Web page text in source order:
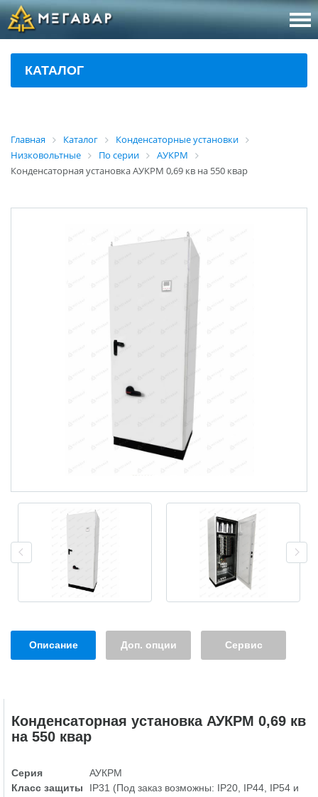
8
КАТАЛОГ
Главная Каталог
Конденсаторные установки
Низковольтные
По серии
АУКРМ
Конденсаторная установка АУКРМ 0,69 кв на 550 квар
Описание Доп. опции Сервис
Конденсаторная установка АУКРМ 0,69 кв
на 550 квар
Серия
АУКРМ
Класс защиты
IP31 (Под заказ возможны: IP20, IP44, IP54 и